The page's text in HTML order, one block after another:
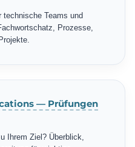
Teams und
Prozesse,
— Prüfungen
Ihrem Ziel? Überblick,